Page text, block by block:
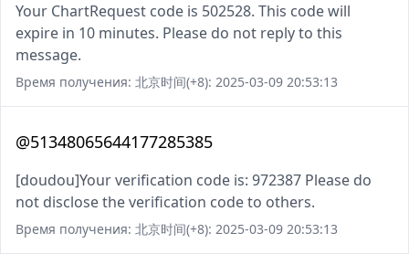
Your ChartRequest code is 502528. This code will
expire in 10 minutes. Please do not reply to this
message.
Время получения: 北京时间(+8): 2025-03-09 20:53:13
@51348065644177285385
[doudou]Your verification code is: 972387 Please do
not disclose the verification code to others.
Время получения: 北京时间(+8): 2025-03-09 20:53:13